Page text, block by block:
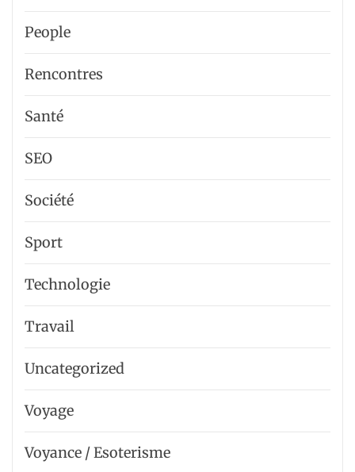
People
Rencontres
Santé
SEO
Société
Sport
Technologie
Travail
Uncategorized
Voyage
Voyance / Esoterisme